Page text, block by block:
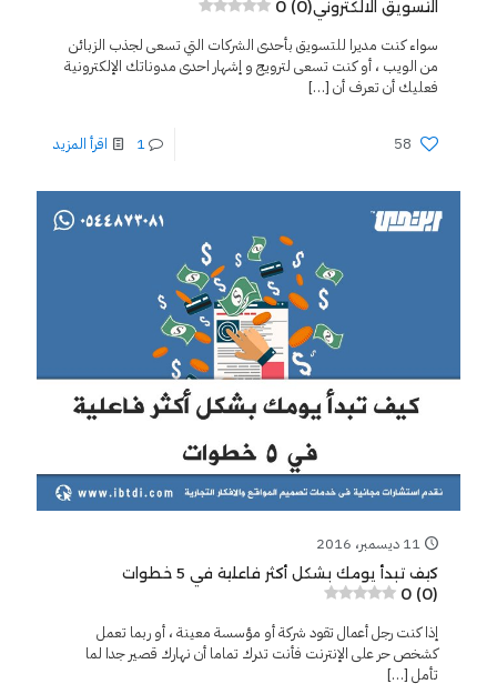
التسويق الالكتروني0 (0)
سواء كنت مديرا للتسويق بأحدى الشركات التي تسعى لجذب الزبائن
من الويب ، أو كنت تسعى لترويج و إشهار احدى مدوناتك الإلكترونية
فعليك أن تعرف أن […]
58
1 اقرأ المزيد
11 ديسمبر، 2016
كيف تبدأ يومك بشكل أكثر فاعلية في 5 خطوات
0 (0)
إذا كنت رجل أعمال تقود شركة أو مؤسسة معينة ، أو ربما تعمل
كشخص حر على الإنترنت فأنت تدرك تماما أن نهارك قصير جدا لما
تأمل […]